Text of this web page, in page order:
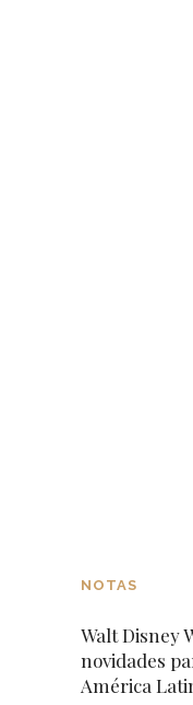
NOTAS
Walt Disney
novidades
América